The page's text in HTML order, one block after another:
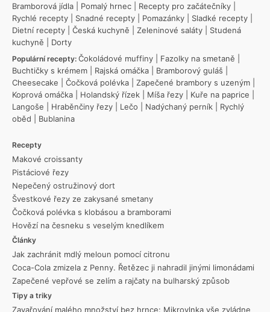
Bramborová jídla
Pomalý hrnec Recepty pro začátečníky
Rychlé recepty
Snadné recepty Pomazánky Sladké recepty
Dietní recepty
Česká kuchyně Zeleninové saláty
Studená
kuchyně
Dorty
Populární recepty: Čokoládové muffiny Fazolky na smetaně
Buchtičky s krémem
Rajská omáčka Bramborový guláš
Cheesecake
Čočková polévka Zapečené brambory s uzeným
Koprová omáčka
Holandský řízek Míša řezy Kuře na paprice
Langoše
Hraběnčiny řezy Lečo Nadýchaný perník
Rychlý
oběd
Bublanina
Recepty
Makové croissanty
Pistáciové řezy
Nepečený ostružinový dort
Švestkové řezy ze zakysané smetany
Čočková polévka s klobásou a bramborami
Hovězí na česneku s veselým knedlíkem
Články
Jak zachránit mdlý meloun pomocí citronu
Coca-Cola zmizela z Penny. Řetězec ji nahradil jinými limonádami
Zapečené vepřové se zelím a rajčaty na bulharský způsob
Tipy a triky
Zavařování malého množství bez hrnce: Mikrovlnka vše zvládne